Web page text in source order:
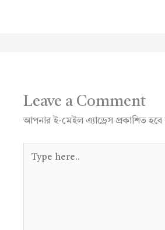
Leave a Comment
আপনার ই-মেইল এ্যাড্রেস প্রকাশিত হবে
here..